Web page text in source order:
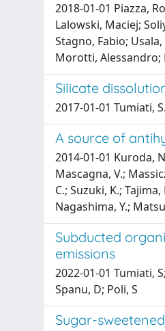
2018-01-01 Piazza,
Lalowski, Maciej;
Stagno, Fabio;
Morotti, Alessandro;
Silicate
2017-01-01 Tumiati,
A source of
2014-01-01 Kuroda,
Mascagna, V.;
C.; Suzuki, K.;
Nagashima, Y.;
Subducted
emissions
2022-01-01 Tumiati,
Spanu, D; Poli, S
Sugar-